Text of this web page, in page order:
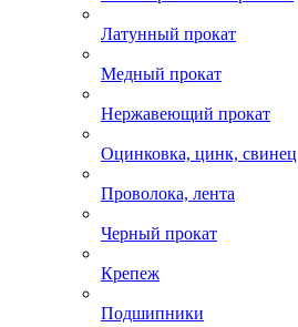
Латунный прокат
Медный прокат
Нержавеющий прокат
Оцинковка, цинк, свинец
Проволока, лента
Черный прокат
Крепеж
Подшипники